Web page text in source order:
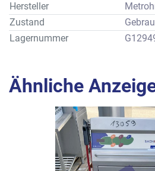
Hersteller
Zustand
Lagernummer
Ähnliche